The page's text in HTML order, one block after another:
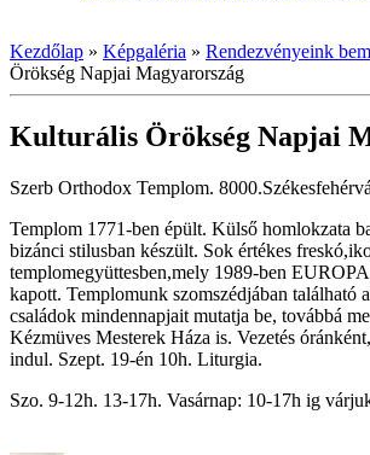
Kezdőlap » Képgaléria » Rendezvényeink
Örökség Napjai Magyarország
Kulturális Örökség Napjai
Szerb Orthodox Templom.
Templom 1771-ben épült. Külső homlokzata
bizánci stilusban készült. Sok értékes
templomegyüttesben,mely 1989-ben
kapott. Templomunk szomszédjában található
családok mindennapjait mutatja be, továbbá
Kézmüves Mesterek Háza is. Vezetés
indul. Szept. 19-én 10h. Liturgia.
Szo. 9-12h. 13-17h. Vasárnap: 10-17h ig